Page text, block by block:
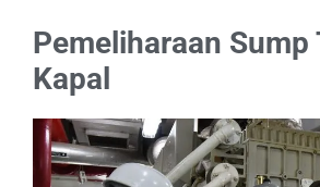
Pemeliharaan Sump
Kapal